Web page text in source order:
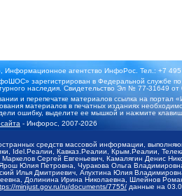
Информационное агентство ИнфоРос. Тел.: +7
зарегистрирован в Федеральной службе по
наследия. Свидетельство Эл № 77-31649 от
и перепечатке материалов ссылка на портал
материалов в печатных изданиях
ошибку, выделите ее мышкой и нажмите
- Инфорос, 2007-2026
средств массовой информации,
Idel.Реалии, Кавказ.Реалии, Крым.Реалии,
Маркелов Сергей Евгеньевич, Камалягин Денис
Юлия Петровна, Чуракова Ольга
Илья Дмитриевич, Апухтина Юлия
Долинина Ирина Николаевна, Шлейнов
minjust.gov.ru/ru/documents/7755/ данные на